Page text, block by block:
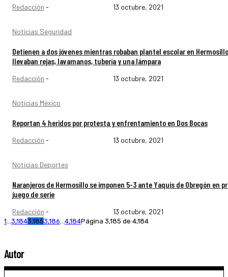
Redacción - 13 octubre, 2021
Noticias Seguridad
Detienen a dos jóvenes mientras robaban plantel escolar en
llevaban rejas, lavamanos, tubería y una lámpara
Redacción - 13 octubre, 2021
Noticias México
Reportan 4 heridos por protesta y enfrentamiento en Dos Bocas
Redacción - 13 octubre, 2021
Noticias Deportes
Naranjeros de Hermosillo se imponen 5-3 ante Yaquis de Obregón en
juego de serie
Redacción - 13 octubre, 2021
1...3,1843,1853,186...4,184Página 3,185 de 4,184
Autor